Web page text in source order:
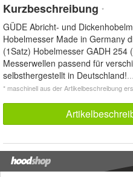
Kurzbeschreibung *
GÜDE Abricht- und
Hobelmesser Made in Germany
(1Satz) Hobelmesser GADH
Messerwellen passend für
selbsthergestellt in Deutschland!
* maschinell aus der Artikelbeschreibung